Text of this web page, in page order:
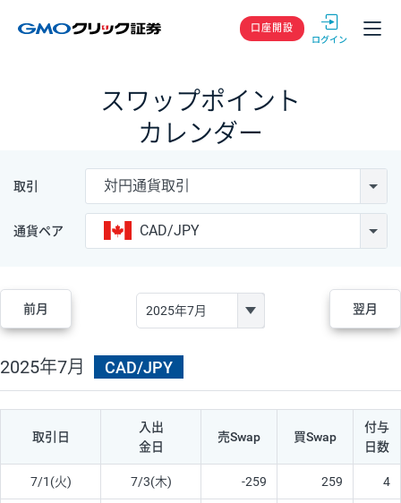
GMOクリック
口座開設
スワップポイント
カレンダー
取引 対円通貨取引
通貨ペア CAD/JPY
前月 翌月
2025年7月 CAD/JPY
取引日
入出
金日
売Swap 買Swap
付与
日数
7/1(火) 7/3(木) -259 259 4